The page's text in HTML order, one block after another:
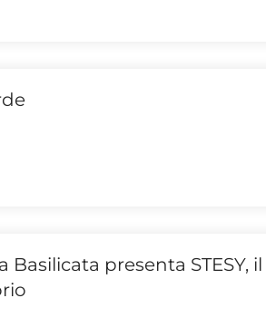
presenta STESY, il